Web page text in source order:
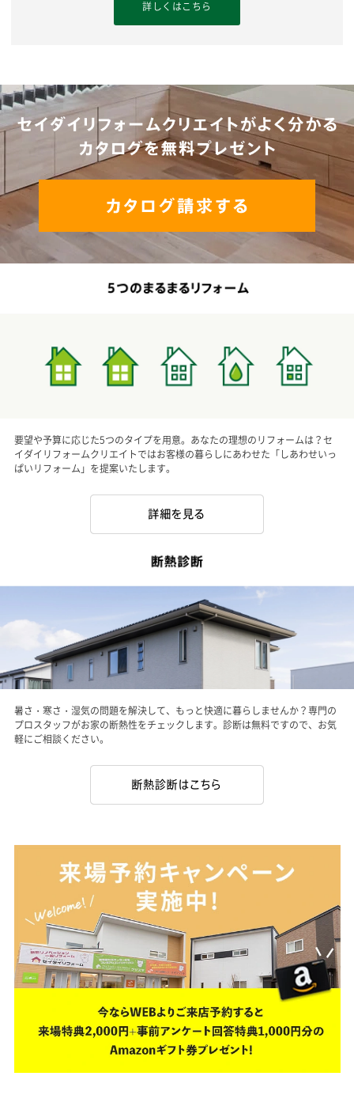
詳しくはこちら
要望や予算に応じた5つのタイプを用意。あなたの理想のリフォームは？セ
イダイリフォームクリエイトではお客様の暮らしにあわせた「しあわせいっ
ぱいリフォーム」を提案いたします。
暑さ・寒さ・湿気の問題を解決して、もっと快適に暮らしませんか？専門の
プロスタッフがお家の断熱性をチェックします。診断は無料ですので、お気
軽にご相談ください。